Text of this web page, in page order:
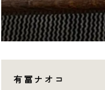
有冨ナオコ